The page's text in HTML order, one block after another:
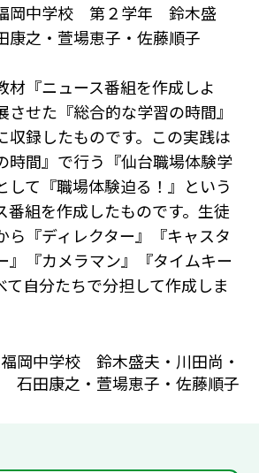
岡中学校 第２学年 鈴木盛
康之・萱場恵子・佐藤順子
材『ニュース番組を作成しよ
させた『総合的な学習の時間』
収録したものです。この実践は
時間』で行う『仙台職場体験学
して『職場体験迫る！』という
番組を作成したものです。生徒
ら『ディレクター』『キャスタ
』『カメラマン』『タイムキー
て自分たちで分担して作成しま
岡中学校 鈴木盛夫・川田尚・
石田康之・萱場恵子・佐藤順子